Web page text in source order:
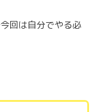
回は自分でやる必